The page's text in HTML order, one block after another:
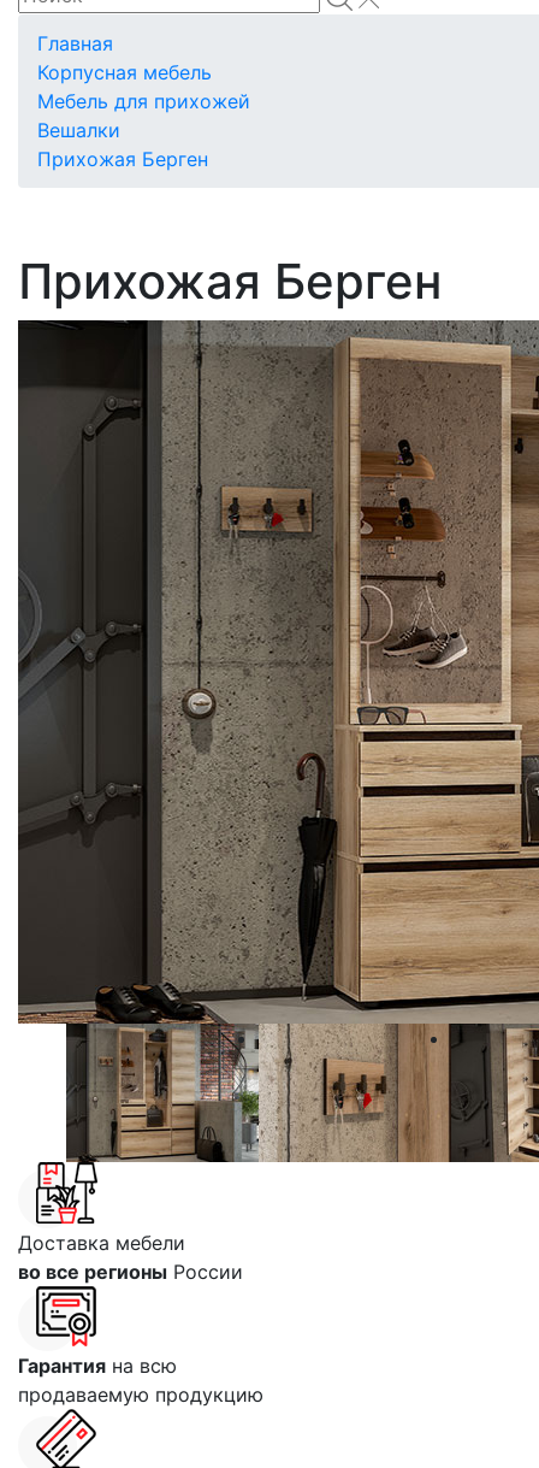
Главная
Корпусная мебель
Мебель для прихожей
Вешалки
Прихожая Берген
Прихожая Берген
Доставка мебели
во все регионы России
Гарантия на всю
продаваемую продукцию